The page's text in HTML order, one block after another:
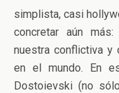
simplista, casi
concretar aún
nuestra conflictiva y
en el mundo. En
Dostoievski (no